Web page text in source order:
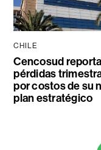
CHILE
Cencosud reporta
pérdidas
por costos de su
plan estratégico